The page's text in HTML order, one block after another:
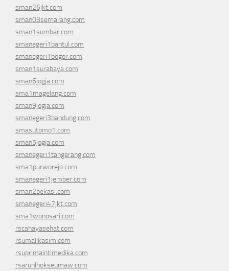
sman26jkt.com
sman03semarang.com
sman1sumbar.com
smanegeri1bantul.com
smanegeri1bogor.com
sman1surabaya.com
sman6jogja.com
sma1magelang.com
sman9jogja.com
smanegeri3bandung.com
smasutomo1.com
sman5jogja.com
smanegeri1tangerang.com
sma1purworejo.com
smanegeri1jember.com
sman2bekasi.com
smanegeri47jkt.com
sma1wonosari.com
rscahayasehat.com
rsumalikasim.com
rsuprimaintimedika.com
rsarunlhokseumaw.com